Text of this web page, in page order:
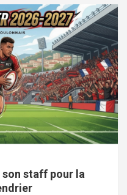
son staff pour la